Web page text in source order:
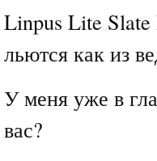
Linpus Lite
льются как из
У меня уже в
вас?